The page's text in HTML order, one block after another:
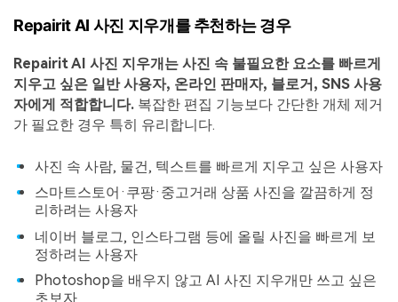
Repairit AI 사진 지우개를 추천하는 경우
Repairit AI 사진 지우개는 사진 속 불필요한 요소를 빠르게
지우고 싶은 일반 사용자, 온라인 판매자, 블로거, SNS 사용
자에게 적합합니다. 복잡한 편집 기능보다 간단한 개체 제거
가 필요한 경우 특히 유리합니다.
사진 속 사람, 물건, 텍스트를 빠르게 지우고 싶은 사용자
스마트스토어·쿠팡·중고거래 상품 사진을 깔끔하게 정
리하려는 사용자
네이버 블로그, 인스타그램 등에 올릴 사진을 빠르게 보
정하려는 사용자
Photoshop을 배우지 않고 AI 사진 지우개만 쓰고 싶은
초보자